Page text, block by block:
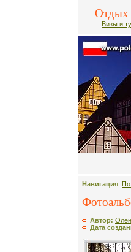
Отдых
Визы и
Навигация:
Автор:
Дата